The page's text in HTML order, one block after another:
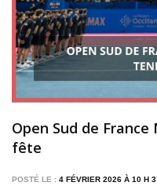
Open Sud de
fête
POSTÉ LE : 4 FÉVRIER 2026 À 10 H